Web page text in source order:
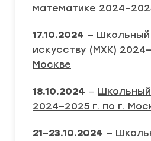
математике
17.10.2024 — Школьный
искусству (МХК)
Москве
18.10.2024 —
2024–2025 г. по г.
21–23.10.2024 —